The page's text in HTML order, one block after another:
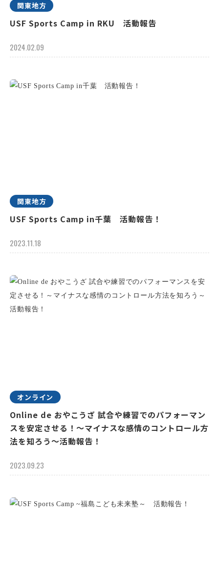
関東地方
USF Sports Camp in RKU 活動報告
2024.02.09
関東地方
USF Sports Camp in千葉 活動報告！
2023.11.18
オンライン
Online de おやこうざ 試合や練習でのパフォーマン
スを安定させる！～マイナスな感情のコントロール方
法を知ろう～活動報告！
2023.09.23